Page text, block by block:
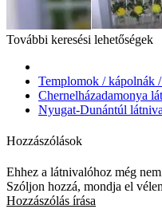
További keresési lehetőségek
Templomok / kápolnák
Chernelházadamonya
Nyugat-Dunántúl
Hozzászólások
Ehhez a látnivalóhoz még
Szóljon hozzá, mondja el
Hozzászólás írása